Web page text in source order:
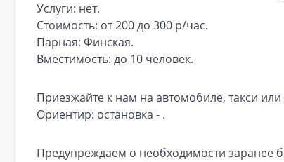
Услуги: нет.
Стоимость: от 200 до 300 р/час.
Парная: Финская.
Вместимость: до 10 человек.
Приезжайте к нам на автомобиле, такси
Ориентир: остановка - .
Предупреждаем о необходимости заранее